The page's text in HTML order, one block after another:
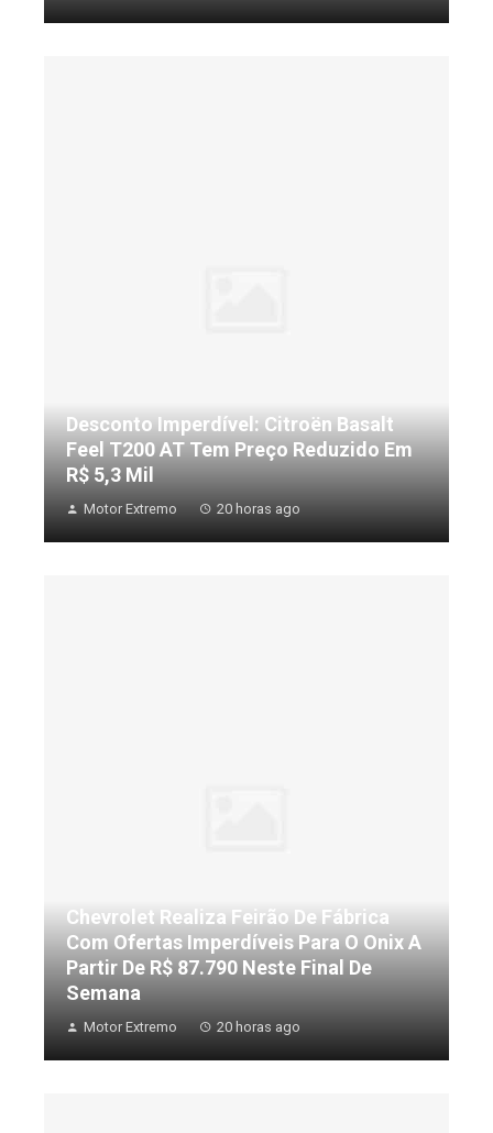
Desconto Imperdível: Citroën Basalt
Feel T200 AT Tem Preço Reduzido Em
R$ 5,3 Mil
Motor Extremo 20 horas ago
Chevrolet Realiza Feirão De Fábrica
Com Ofertas Imperdíveis Para O Onix A
Partir De R$ 87.790 Neste Final De
Semana
Motor Extremo 20 horas ago